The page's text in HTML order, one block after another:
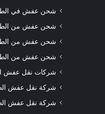
شحن عفش في
شحن عفش من
شحن عفش من
شحن عفش من
شركات نقل عفش الطائف
شركة نقل عفش
شركة نقل عفش الطائف